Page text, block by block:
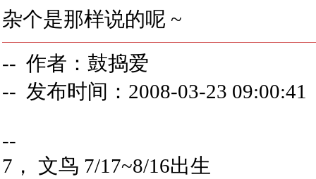
杂个是那样说的呢 ~
-- 作者：鼓捣爱
-- 发布时间：2008-03-23 09:00:41
--
7， 文鸟 7/17~8/16出生